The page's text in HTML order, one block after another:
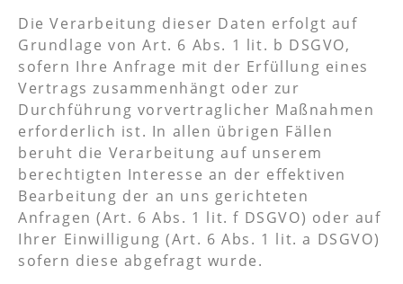
Die Verarbeitung dieser Daten erfolgt auf
Grundlage von Art. 6 Abs. 1 lit. b DSGVO,
sofern Ihre Anfrage mit der Erfüllung eines
Vertrags zusammenhängt oder zur
Durchführung vorvertraglicher Maßnahmen
erforderlich ist. In allen übrigen Fällen
beruht die Verarbeitung auf unserem
berechtigten Interesse an der effektiven
Bearbeitung der an uns gerichteten
Anfragen (Art. 6 Abs. 1 lit. f DSGVO) oder auf
Ihrer Einwilligung (Art. 6 Abs. 1 lit. a DSGVO)
sofern diese abgefragt wurde.